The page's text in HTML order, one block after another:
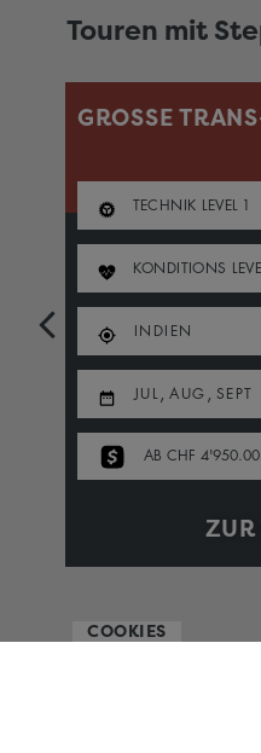
Touren mit
GROSSE
TECHNIK LEVEL 1
KONDITIONS LEVEL
INDIEN
JUL , AUG , SEPT
AB CHF 4'950.00
ZUR
COOKIES